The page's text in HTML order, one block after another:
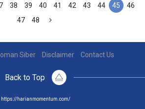
38 39 40 41 42 43 44 45
46
47
48
Siber Disclaimer Contact Us
Back to Top
https://harianmomentum.com/